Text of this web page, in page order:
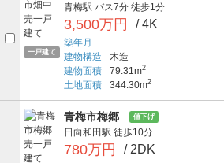
一戸建て
青梅駅 バス7分 徒歩1分
3,500万円 / 4K
築年月
建物構造
木造
建物面積
79.31m2
土地面積 344.30m2
青梅市梅郷 値下げ
日向和田駅 徒歩10分
780万円 / 2DK